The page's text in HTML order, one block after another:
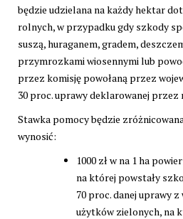
będzie udzielana na każdy hektar
rolnych, w przypadku gdy szkody
suszą, huraganem, gradem,
przymrozkami wiosennymi lub
przez komisję powołaną przez
30 proc. uprawy deklarowanej przez
Stawka pomocy będzie
wynosić:
1000 zł w na 1 ha
na której powstały
70 proc. danej uprawy
użytków zielonych, na